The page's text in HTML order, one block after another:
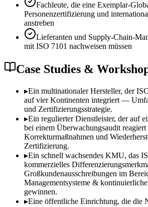
Fachleute, die eine Exemplar-
Personenzertifizierung und
anstreben
Lieferanten und Supply-Chain-
mit ISO 7101 nachweisen müssen
Case Studies &
▸Ein multinationaler Hersteller, der
auf vier Kontinenten integriert —
und Zertifizierungsstrategie.
▸Ein regulierter Dienstleister, der auf
bei einem Überwachungsaudit
Korrekturmaßnahmen und
Zertifizierung.
▸Ein schnell wachsendes KMU, das
kommerzielles
Großkundenausschreibungen im
Managementsysteme &
gewinnen.
▸Eine öffentliche Einrichtung, die die